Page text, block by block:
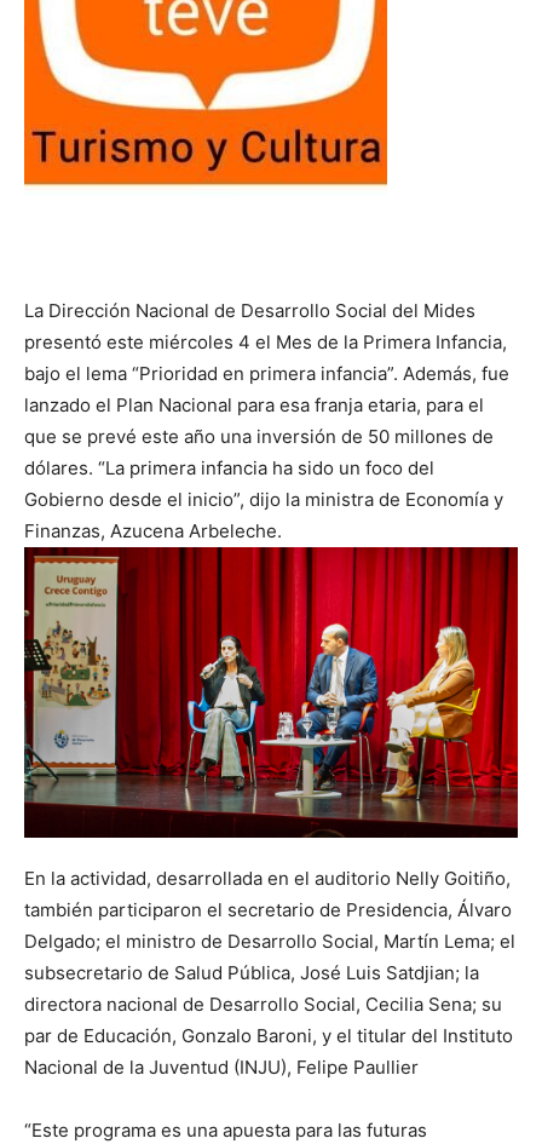
La Dirección Nacional de Desarrollo Social del Mides
presentó este miércoles 4 el Mes de la Primera Infancia,
bajo el lema “Prioridad en primera infancia”. Además, fue
lanzado el Plan Nacional para esa franja etaria, para el
que se prevé este año una inversión de 50 millones de
dólares. “La primera infancia ha sido un foco del
Gobierno desde el inicio”, dijo la ministra de Economía y
Finanzas, Azucena Arbeleche.
En la actividad, desarrollada en el auditorio Nelly Goitiño,
también participaron el secretario de Presidencia, Álvaro
Delgado; el ministro de Desarrollo Social, Martín Lema; el
subsecretario de Salud Pública, José Luis Satdjian; la
directora nacional de Desarrollo Social, Cecilia Sena; su
par de Educación, Gonzalo Baroni, y el titular del Instituto
Nacional de la Juventud (INJU), Felipe Paullier
“Este programa es una apuesta para las futuras